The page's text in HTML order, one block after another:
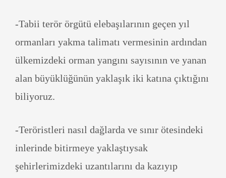
-Tabii terör örgütü elebaşılarının geçen yıl
ormanları yakma talimatı vermesinin ardından
ülkemizdeki orman yangını sayısının ve yanan
alan büyüklüğünün yaklaşık iki katına çıktığını
biliyoruz.
-Teröristleri nasıl dağlarda ve sınır ötesindeki
inlerinde bitirmeye yaklaştıysak
şehirlerimizdeki uzantılarını da kazıyıp